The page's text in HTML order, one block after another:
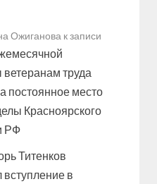
Ожиганова к записи
труда
постоянное место
Красноярского
РФ
Титенков
в